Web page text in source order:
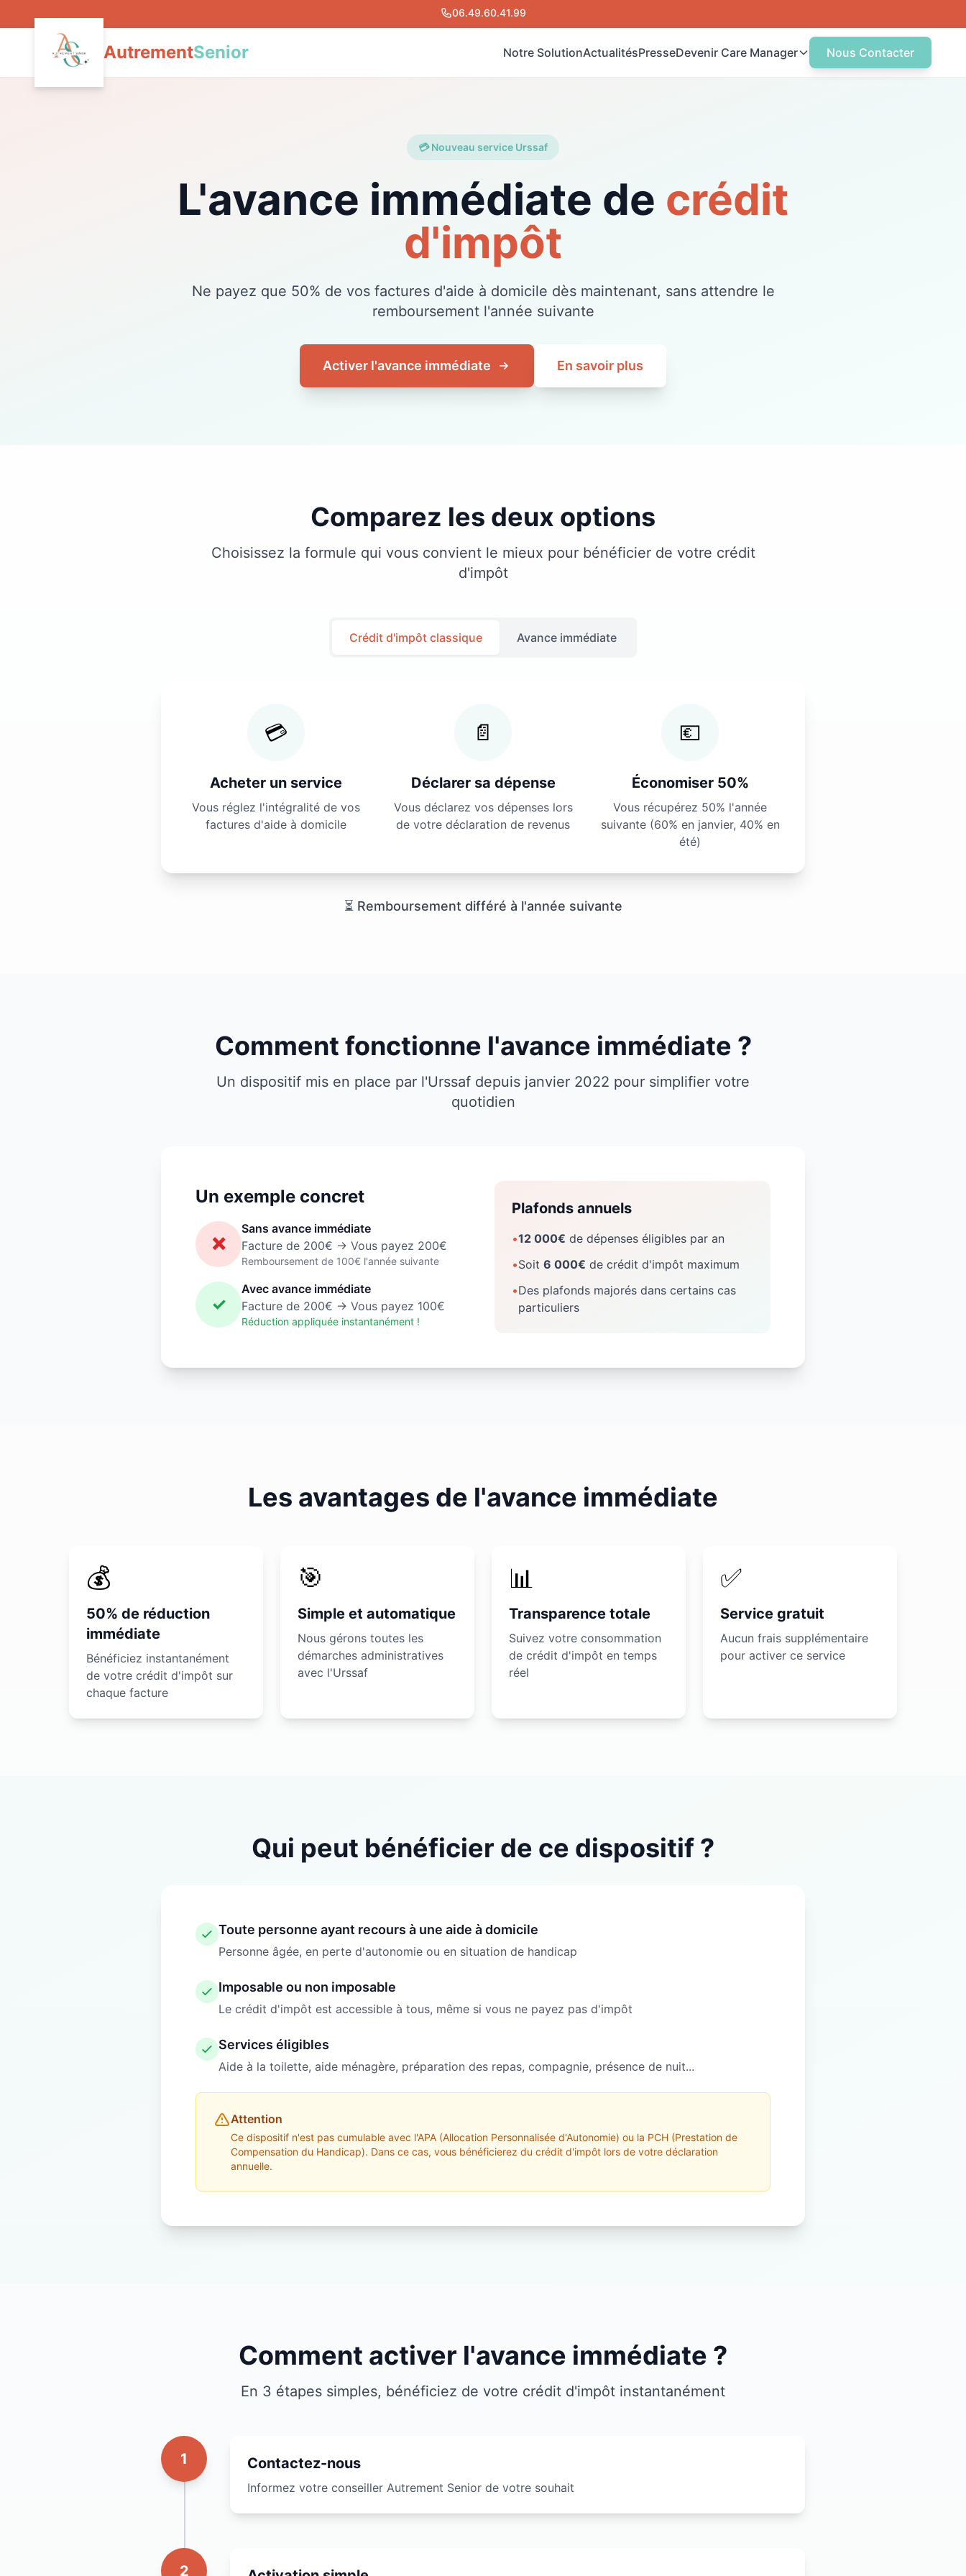
06.49.60.41.99
AutrementSenior Notre SolutionActualitésPresseDevenir Care Manager
Manager
Nous Contacter
💳 Nouveau service Urssaf
L'avance immédiate de crédit
d'impôt
Ne payez que 50% de vos factures d'aide à domicile dès maintenant, sans attendre le
remboursement l'année suivante
Activer l'avance immédiate En savoir plus
Comparez les deux options
Choisissez la formule qui vous convient le mieux pour bénéficier de votre crédit
d'impôt
Crédit d'impôt classique Avance immédiate
💳
Acheter un service
Vous réglez l'intégralité de vos
factures d'aide à domicile
📄
Déclarer sa dépense
Vous déclarez vos dépenses lors
de votre déclaration de revenus
💶
Économiser 50%
Vous récupérez 50% l'année
suivante (60% en janvier, 40% en
été)
⏳ Remboursement différé à l'année suivante
Comment fonctionne l'avance immédiate ?
Un dispositif mis en place par l'Urssaf depuis janvier 2022 pour simplifier votre
quotidien
Un exemple concret
❌
Sans avance immédiate
Facture de 200€ → Vous payez 200€
Remboursement de 100€ l'année suivante
✓
Avec avance immédiate
Facture de 200€ → Vous payez 100€
Réduction appliquée instantanément !
Plafonds annuels
•12 000€ de dépenses éligibles par an
•Soit 6 000€ de crédit d'impôt maximum
•Des plafonds majorés dans certains cas
particuliers
Les avantages de l'avance immédiate
💰
50% de réduction
immédiate
Bénéficiez instantanément
de votre crédit d'impôt sur
chaque facture
🎯
Simple et automatique
Nous gérons toutes les
démarches administratives
avec l'Urssaf
📊
Transparence totale
Suivez votre consommation
de crédit d'impôt en temps
réel
✅
Service gratuit
Aucun frais supplémentaire
pour activer ce service
Qui peut bénéficier de ce dispositif ?
Toute personne ayant recours à une aide à domicile
Personne âgée, en perte d'autonomie ou en situation de handicap
Imposable ou non imposable
Le crédit d'impôt est accessible à tous, même si vous ne payez pas d'impôt
Services éligibles
Aide à la toilette, aide ménagère, préparation des repas, compagnie, présence de nuit...
Attention
Ce dispositif n'est pas cumulable avec l'APA (Allocation Personnalisée d'Autonomie) ou la PCH (Prestation de
Compensation du Handicap). Dans ce cas, vous bénéficierez du crédit d'impôt lors de votre déclaration
annuelle.
Comment activer l'avance immédiate ?
En 3 étapes simples, bénéficiez de votre crédit d'impôt instantanément
1 Contactez-nous
Informez votre conseiller Autrement Senior de votre souhait
2